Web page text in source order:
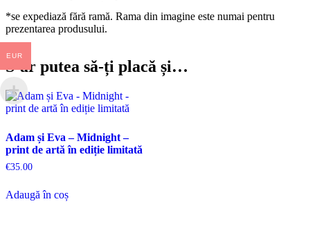
*se expediază fără ramă. Rama din imagine este numai pentru
prezentarea produsului.
S-ar putea să-ți placă și…
Adam și Eva – Midnight –
print de artă în ediție limitată
€35.00
Adaugă în coș
EUR